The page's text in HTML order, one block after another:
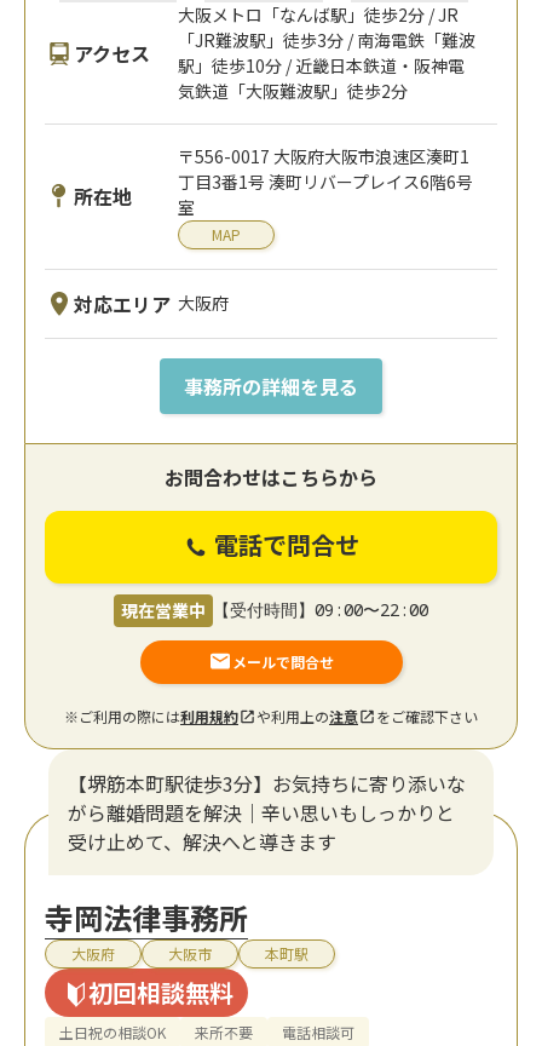
アクセス
大阪メトロ「なんば駅」徒歩2分 / JR
「JR難波駅」徒歩3分 / 南海電鉄「難波
駅」徒歩10分 / 近畿日本鉄道・阪神電
気鉄道「大阪難波駅」徒歩2分
所在地
〒556-0017 大阪府大阪市浪速区湊町1
丁目3番1号 湊町リバープレイス6階6号
室
MAP
対応エリア 大阪府
事務所の詳細を見る
お問合わせはこちらから
電話で問合せ
現在営業中 【受付時間】09:00〜22:00
メールで問合せ
※ご利用の際には利用規約 や利用上の注意 をご確認下さい
【堺筋本町駅徒歩3分】お気持ちに寄り添いな
がら離婚問題を解決｜辛い思いもしっかりと
受け止めて、解決へと導きます
寺岡法律事務所
大阪府 大阪市 本町駅
初回相談無料
土日祝の相談OK 来所不要 電話相談可